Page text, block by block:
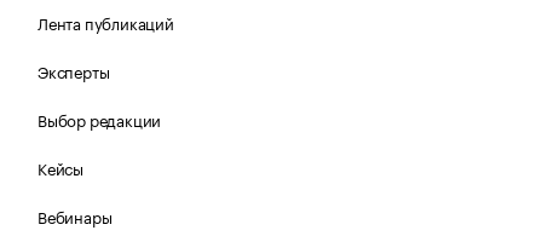
Лента публикаций
Эксперты
Выбор редакции
Кейсы
Вебинары